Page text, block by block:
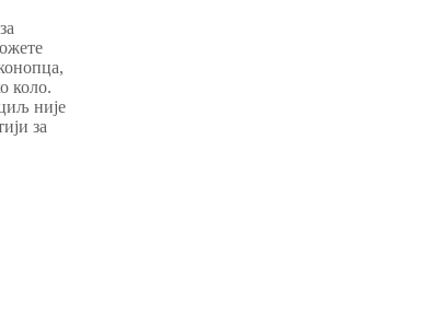
коло.
није
за